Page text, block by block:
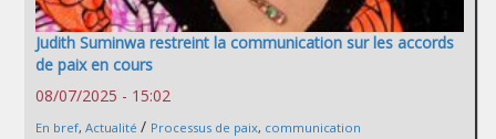
Judith Suminwa restreint la communication sur les accords
de paix en cours
08/07/2025 - 15:02
En bref, Actualité / Processus de paix, communication